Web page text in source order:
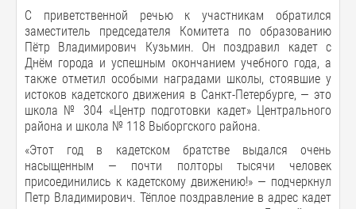
С приветственной речью к участникам обратился
заместитель председателя Комитета по образованию
Пётр Владимирович Кузьмин. Он поздравил кадет с
Днём города и успешным окончанием учебного года, а
также отметил особыми наградами школы, стоявшие у
истоков кадетского движения в Санкт-Петербурге, — это
школа № 304 «Центр подготовки кадет» Центрального
района и школа № 118 Выборгского района.
«Этот год в кадетском братстве выдался очень
насыщенным — почти полторы тысячи человек
присоединились к кадетскому движению!» — подчеркнул
Петр Владимирович. Тёплое поздравление в адрес кадет